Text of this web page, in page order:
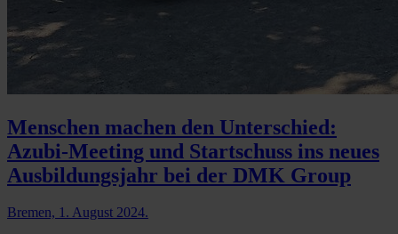
Menschen machen den Unterschied:
Azubi-Meeting und Startschuss ins neues
Ausbildungsjahr bei der DMK Group
Bremen, 1. August 2024.